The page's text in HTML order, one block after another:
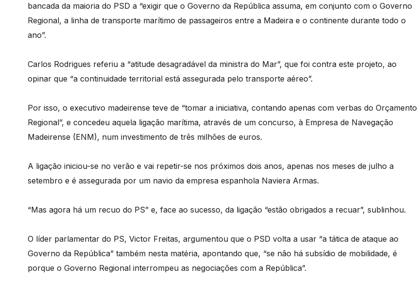
bancada da maioria do PSD a “exigir que o Governo da República assuma, em conjunto com o Governo
Regional, a linha de transporte marítimo de passageiros entre a Madeira e o continente durante todo o
ano”.
Carlos Rodrigues referiu a “atitude desagradável da ministra do Mar”, que foi contra este projeto, ao
opinar que “a continuidade territorial está assegurada pelo transporte aéreo”.
Por isso, o executivo madeirense teve de “tomar a iniciativa, contando apenas com verbas do Orçamento
Regional”, e concedeu aquela ligação marítima, através de um concurso, à Empresa de Navegação
Madeirense (ENM), num investimento de três milhões de euros.
A ligação iniciou-se no verão e vai repetir-se nos próximos dois anos, apenas nos meses de julho a
setembro e é assegurada por um navio da empresa espanhola Naviera Armas.
“Mas agora há um recuo do PS” e, face ao sucesso, da ligação “estão obrigados a recuar”, sublinhou.
O líder parlamentar do PS, Victor Freitas, argumentou que o PSD volta a usar “a tática de ataque ao
Governo da República” também nesta matéria, apontando que, “se não há subsídio de mobilidade, é
porque o Governo Regional interrompeu as negociações com a República”.